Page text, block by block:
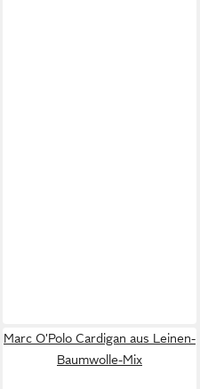
Marc O'Polo Cardigan aus Leinen-
Baumwolle-Mix